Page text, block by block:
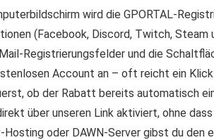
Account an – oft reicht ein
ob der Rabatt bereits automatisch
über unseren Link aktiviert, ohne
oder DAWN-Server gibst du den